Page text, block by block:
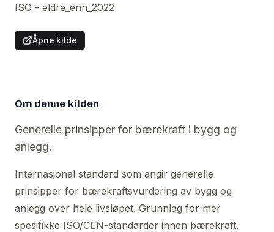
ISO - eldre_enn_2022
Åpne kilde
Om denne kilden
Generelle prinsipper for bærekraft i bygg og
anlegg.
Internasjonal standard som angir generelle
prinsipper for bærekraftsvurdering av bygg og
anlegg over hele livsløpet. Grunnlag for mer
spesifikke ISO/CEN-standarder innen bærekraft.